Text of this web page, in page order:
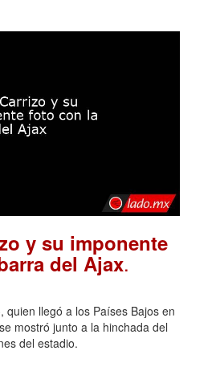
y su imponente
del Ajax.
quien llegó a los Países Bajos en
mostró junto a la hinchada del
del estadio.